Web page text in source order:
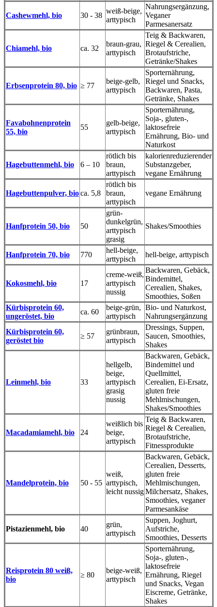
Cashewmehl, bio 30 - 38
weiß-beige,
arttypisch
Nahrungsergänzung,
Veganer
Parmesanersatz
Chiamehl, bio ca. 32
braun-grau,
arttypisch
Teig & Backwaren,
Riegel & Cerealien,
Brotaufstriche,
Getränke/Shakes
Erbsenprotein 80, bio ≥ 77
beige-gelb,
arttypisch
Sporternährung,
Riegel und Snacks,
Backwaren, Pasta,
Getränke, Shakes
Favabohnenprotein
55, bio
55
gelb-beige,
arttypisch
Sporternährung,
Soja-, gluten-,
laktosefreie
Ernährung, Bio- und
Naturkost
Hagebuttenmehl, bio 6 – 10
rötlich bis
braun,
arttypisch
kalorienreduzierender
Substanzgeber,
vegane Ernährung
Hagebuttenpulver, bioca. 5,8
rötlich bis
braun,
arttypisch
vegane Ernährung
Hanfprotein 50, bio 50
grün-
dunkelgrün,
arttypisch
grasig
Shakes/Smoothies
Hanfprotein 70, bio 770
hell-beige,
arttypisch
hell-beige, arttypisch
Kokosmehl, bio 17
creme-weiß,
arttypisch
nussig
Backwaren, Gebäck,
Bindemittel,
Cerealien, Shakes,
Smoothies, Soßen
Kürbisprotein 60,
ungeröstet, bio
ca. 60
beige-grün,
arttypisch
Bio- und Naturkost,
Nahrungsergänzung
Kürbisprotein 60,
geröstet bio
≥ 57
grünbraun,
arttypisch
Dressings, Suppen,
Saucen, Smoothies,
Shakes
Leinmehl, bio 33
hellgelb,
beige,
arttypisch
grasig
nussig
Backwaren, Gebäck,
Bindemittel und
Quellmittel,
Cerealien, Ei-Ersatz,
gluten freie
Mehlmischungen,
Shakes/Smoothies
Macadamiamehl, bio 24
weißlich bis
beige,
arttypisch
Teig & Backwaren,
Riegel & Cerealien,
Brotaufstriche,
Fitnessprodukte
Mandelprotein, bio 50 - 55
weiß,
arttypisch,
leicht nussig
Backwaren, Gebäck,
Cerealien, Desserts,
gluten freie
Mehlmischungen,
Milchersatz, Shakes,
Smoothies, veganer
Parmesankäse
Pistazienmehl, bio 40
grün,
arttypisch
Suppen, Joghurt,
Aufstriche,
Smoothies, Desserts
Reisprotein 80 weiß,
bio
≥ 80
beige-weiß,
arttypisch
Sporternährung,
Soja-, gluten-,
laktosefreie
Ernährung, Riegel
und Snacks, Vegan
Eiscreme, Getränke,
Shakes